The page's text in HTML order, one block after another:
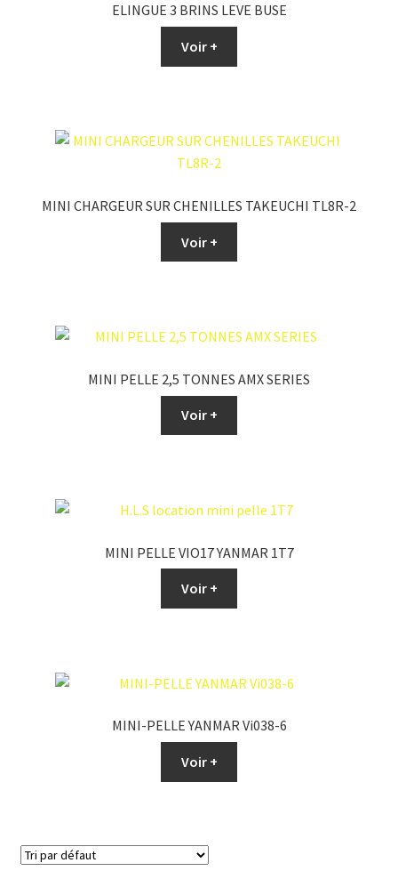
ELINGUE 3 BRINS LEVE BUSE
Voir +
MINI CHARGEUR SUR CHENILLES TAKEUCHI TL8R-2
Voir +
MINI PELLE 2,5 TONNES AMX SERIES
Voir +
MINI PELLE VIO17 YANMAR 1T7
Voir +
MINI-PELLE YANMAR Vi038-6
Voir +